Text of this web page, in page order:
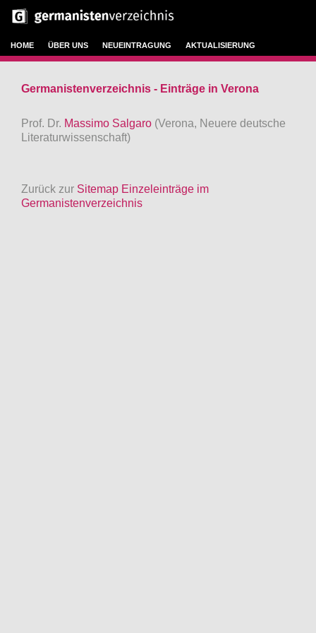
HOME ÜBER UNS NEUEINTRAGUNG AKTUALISIERUNG
Germanistenverzeichnis - Einträge in Verona
Prof. Dr. Massimo Salgaro (Verona, Neuere deutsche
Literaturwissenschaft)
Zurück zur Sitemap Einzeleinträge im
Germanistenverzeichnis